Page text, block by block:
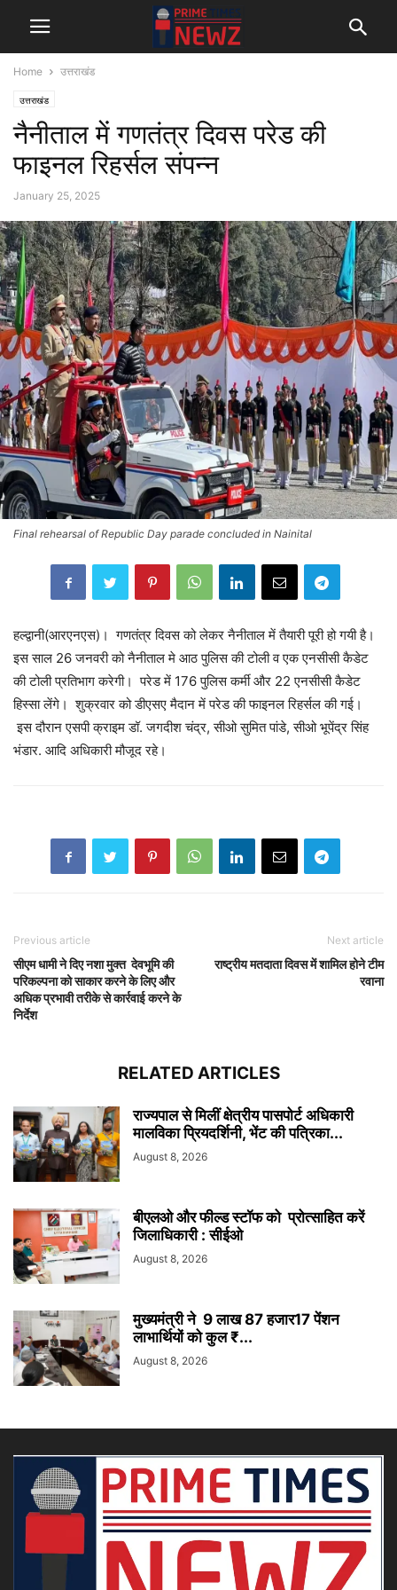
Home उत्तराखंड
उत्तराखंड
नैनीताल में गणतंत्र दिवस परेड की
फाइनल रिहर्सल संपन्न
January 25, 2025
Final rehearsal of Republic Day parade concluded in Nainital
हल्द्वानी(आरएनएस)। गणतंत्र दिवस को लेकर नैनीताल में तैयारी पूरी हो गयी है।
इस साल 26 जनवरी को नैनीताल मे आठ पुलिस की टोली व एक एनसीसी कैडेट
की टोली प्रतिभाग करेगी। परेड में 176 पुलिस कर्मी और 22 एनसीसी कैडेट
हिस्सा लेंगे। शुक्रवार को डीएसए मैदान में परेड की फाइनल रिहर्सल की गई।
इस दौरान एसपी क्राइम डॉ. जगदीश चंद्र, सीओ सुमित पांडे, सीओ भूपेंद्र सिंह
भंडार. आदि अधिकारी मौजूद रहे।
Previous article
सीएम धामी ने दिए नशा मुक्त देवभूमि की
परिकल्पना को साकार करने के लिए और
अधिक प्रभावी तरीके से कार्रवाई करने के
निर्देश
Next article
राष्ट्रीय मतदाता दिवस में शामिल होने टीम
रवाना
RELATED ARTICLES
राज्यपाल से मिलीं क्षेत्रीय पासपोर्ट अधिकारी
मालविका प्रियदर्शिनी, भेंट की पत्रिका...
August 8, 2026
बीएलओ और फील्ड स्टॉफ को प्रोत्साहित करें
जिलाधिकारी : सीईओ
August 8, 2026
मुख्यमंत्री ने 9 लाख 87 हजार17 पेंशन
लाभार्थियों को कुल ₹...
August 8, 2026